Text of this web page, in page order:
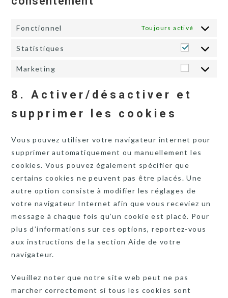
Fonctionnel Toujours activé
Statistiques
Marketing
8. Activer/désactiver et
supprimer les cookies
Vous pouvez utiliser votre navigateur internet pour
supprimer automatiquement ou manuellement les
cookies. Vous pouvez également spécifier que
certains cookies ne peuvent pas être placés. Une
autre option consiste à modifier les réglages de
votre navigateur Internet afin que vous receviez un
message à chaque fois qu’un cookie est placé. Pour
plus d’informations sur ces options, reportez-vous
aux instructions de la section Aide de votre
navigateur.
Veuillez noter que notre site web peut ne pas
marcher correctement si tous les cookies sont